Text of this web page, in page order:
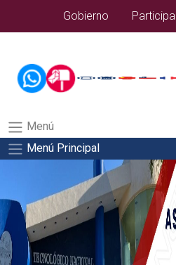
alumnos/residenciasSalida del comando:
Gobierno Participa
Menú
Menú Principal